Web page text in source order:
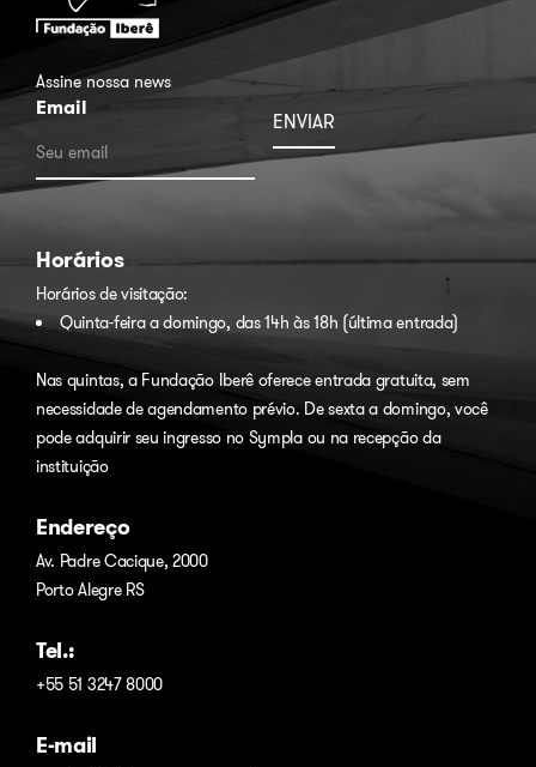
Assine nossa news
Email
Horários
Horários de visitação:
Quinta-feira a domingo, das 14h às 18h (última entrada)
Nas quintas, a Fundação Iberê oferece entrada gratuita, sem
necessidade de agendamento prévio. De sexta a domingo, você
pode adquirir seu ingresso no Symplaou na recepção da
instituição
Endereço
Av. Padre Cacique, 2000
Porto Alegre RS
Tel.:
+55 51 3247 8000
E-mail